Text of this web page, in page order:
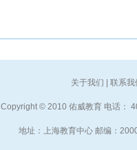
关于我们 联系我
Copyright © 2010 佑威教育 电话：
地址：上海教育中心 邮编：